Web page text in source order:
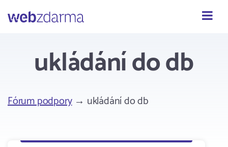
Webzdarma
ukládání do db
Fórum podpory→ ukládání do db